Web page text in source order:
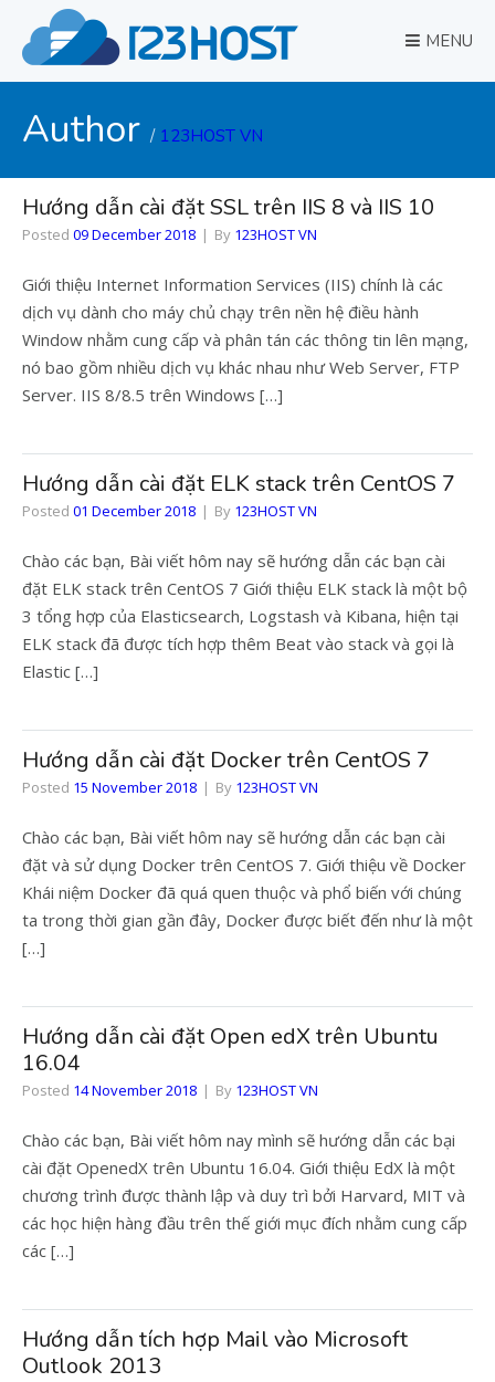
MENU
Author 123HOST VN
Hướng dẫn cài đặt SSL trên IIS 8 và IIS 10
Posted 09 December 2018 By 123HOST VN
Giới thiệu Internet Information Services (IIS) chính là các
dịch vụ dành cho máy chủ chạy trên nền hệ điều hành
Window nhằm cung cấp và phân tán các thông tin lên mạng,
nó bao gồm nhiều dịch vụ khác nhau như Web Server, FTP
Server. IIS 8/8.5 trên Windows […]
Hướng dẫn cài đặt ELK stack trên CentOS 7
Posted 01 December 2018 By 123HOST VN
Chào các bạn, Bài viết hôm nay sẽ hướng dẫn các bạn cài
đặt ELK stack trên CentOS 7 Giới thiệu ELK stack là một bộ
3 tổng hợp của Elasticsearch, Logstash và Kibana, hiện tại
ELK stack đã được tích hợp thêm Beat vào stack và gọi là
Elastic […]
Hướng dẫn cài đặt Docker trên CentOS 7
Posted 15 November 2018 By 123HOST VN
Chào các bạn, Bài viết hôm nay sẽ hướng dẫn các bạn cài
đặt và sử dụng Docker trên CentOS 7. Giới thiệu về Docker
Khái niệm Docker đã quá quen thuộc và phổ biến với chúng
ta trong thời gian gần đây, Docker được biết đến như là một
[…]
Hướng dẫn cài đặt Open edX trên Ubuntu
16.04
Posted 14 November 2018 By 123HOST VN
Chào các bạn, Bài viết hôm nay mình sẽ hướng dẫn các bại
cài đặt OpenedX trên Ubuntu 16.04. Giới thiệu EdX là một
chương trình được thành lập và duy trì bởi Harvard, MIT và
các học hiện hàng đầu trên thế giới mục đích nhằm cung cấp
các […]
Hướng dẫn tích hợp Mail vào Microsoft
Outlook 2013